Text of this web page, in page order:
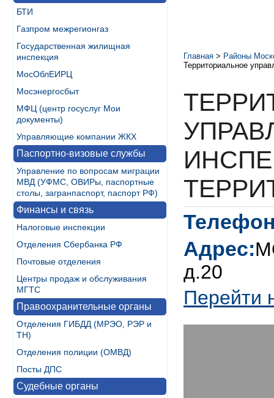
БТИ
Газпром межрегионгаз
Государственная жилищная
инспекция
МосОблЕИРЦ
Мосэнергосбыт
МФЦ (центр госуслуг Мои
документы)
Управляющие компании ЖКХ
Паспортно-визовые службы
Управление по вопросам миграции
МВД (УФМС, ОВИРы, паспортные
столы, загранпаспорт, паспорт РФ)
Финансы и связь
Налоговые инспекции
Отделения Сбербанка РФ
Почтовые отделения
Центры продаж и обслуживания
МГТС
Правоохранительные органы
Отделения ГИБДД (МРЭО, РЭР и
ТН)
Отделения полиции (ОМВД)
Посты ДПС
Судебные органы
Главная > Районы
Территориальное
Адрес:
д.20
Перейти